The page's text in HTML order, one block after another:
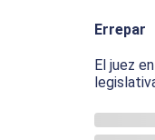
Errepar
El juez